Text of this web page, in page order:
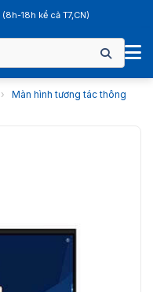
(8h-18h kể cả T7,CN)
›
Màn hình tương tác thông